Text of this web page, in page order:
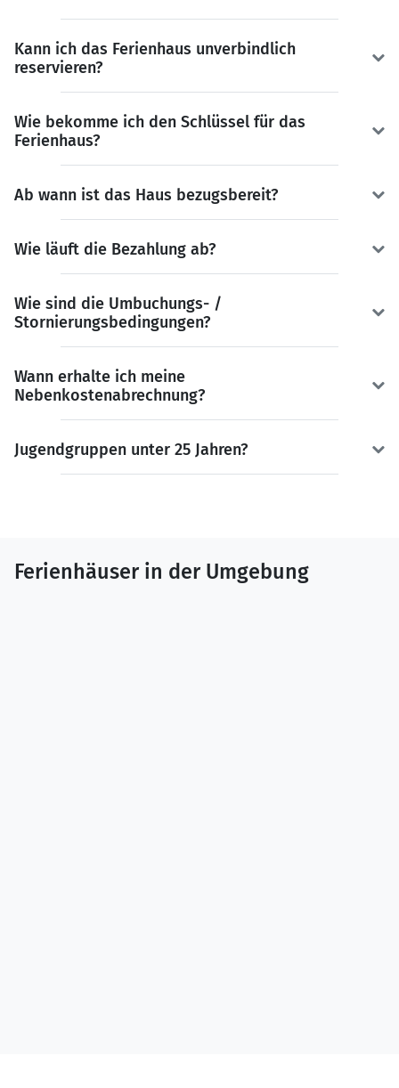
Kann ich das Ferienhaus unverbindlich
reservieren?
Wie bekomme ich den Schlüssel für das
Ferienhaus?
Ab wann ist das Haus bezugsbereit?
Wie läuft die Bezahlung ab?
Wie sind die Umbuchungs- /
Stornierungsbedingungen?
Wann erhalte ich meine
Nebenkostenabrechnung?
Jugendgruppen unter 25 Jahren?
Ferienhäuser in der Umgebung